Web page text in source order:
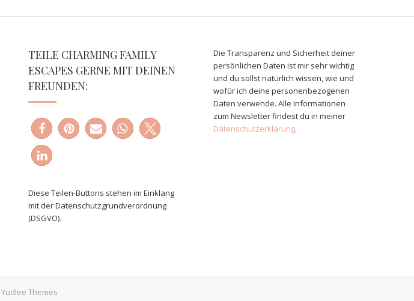
TEILE CHARMING FAMILY
ESCAPES GERNE MIT DEINEN
FREUNDEN:
Diese Teilen-Buttons stehen im Einklang
mit der Datenschutzgrundverordnung
(DSGVO).
Die Transparenz und Sicherheit deiner
persönlichen Daten ist mir sehr wichtig
und du sollst natürlich wissen, wie und
wofür ich deine personenbezogenen
Daten verwende. Alle Informationen
zum Newsletter findest du in meiner
Datenschutzerklärung.
Yudlee Themes